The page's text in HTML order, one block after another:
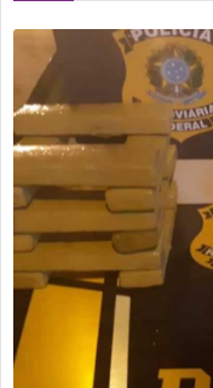
Dois motoristas
acidente no Setor
Estagiário tenta
Rio Verde
Rio Verde 178
suas próprias respostas
Homem é detido
Gameleira
Polícia Militar
em flagrante em